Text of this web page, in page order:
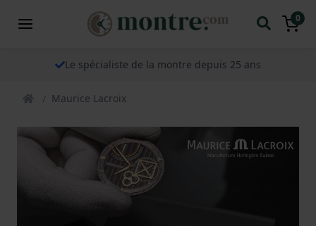
0
Le spécialiste de la montre depuis 25 ans
Maurice Lacroix